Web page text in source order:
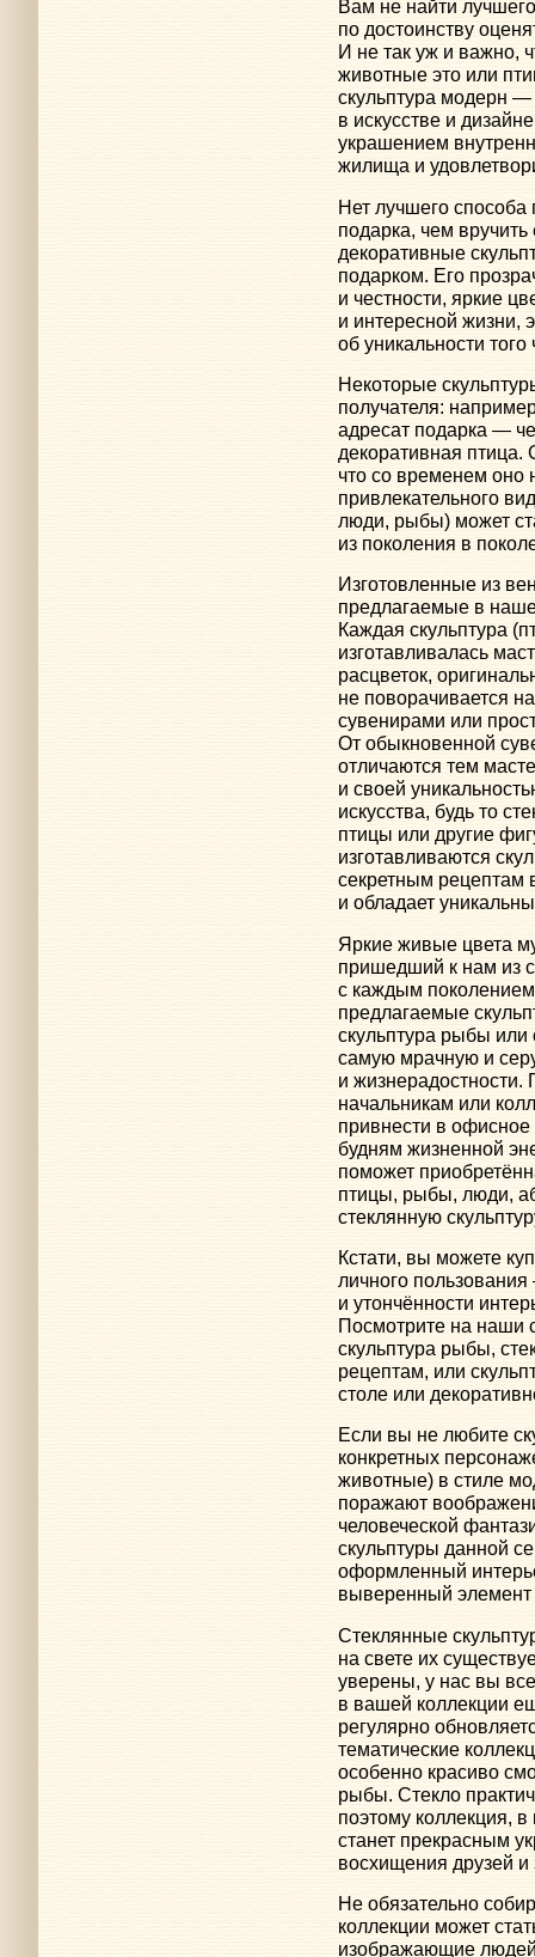
Вам не найти
по достоинству
И не так уж и важно,
животные это или
скульптура модерн
в искусстве и
украшением
жилища и
Нет лучшего способа
подарка, чем
декоративные
подарком. Его
и честности, яркие
и интересной жизни,
об уникальности
Некоторые
получателя:
адресат подарка —
декоративная птица.
что со временем оно
привлекательного
люди, рыбы) может
из поколения в
Изготовленные из
предлагаемые в
Каждая скульптура
изготавливалась
расцветок,
не поворачивается
сувенирами или
От обыкновенной
отличаются тем
и своей
искусства, будь то
птицы или другие
изготавливаются
секретным рецептам
и обладает
Яркие живые цвета
пришедший к нам из
с каждым
предлагаемые
скульптура рыбы
самую мрачную и
и жизнерадостности.
начальникам или
привнести в
будням жизненной
поможет
птицы, рыбы, люди,
стеклянную
Кстати, вы можете
личного
и утончённости
Посмотрите на наши
скульптура рыбы,
рецептам, или
столе или
Если вы не любите
конкретных
животные) в стиле
поражают
человеческой
скульптуры данной
оформленный
выверенный элемент
Стеклянные
на свете их
уверены, у нас вы
в вашей коллекции
регулярно
тематические
особенно красиво
рыбы. Стекло
поэтому коллекция,
станет прекрасным
восхищения друзей и
Не обязательно
коллекции может
изображающие